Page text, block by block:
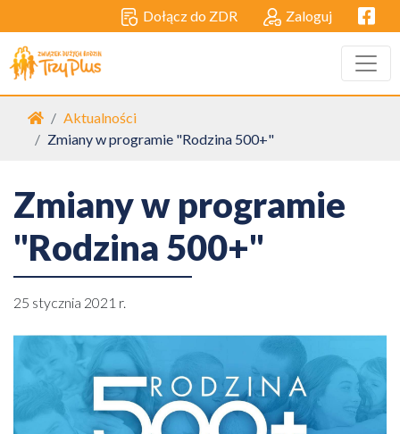
Dołącz do ZDR Zaloguj
Strona główna
Aktualności
Zmiany w programie "Rodzina 500+"
Zmiany w programie
"Rodzina 500+"
25 stycznia 2021 r.